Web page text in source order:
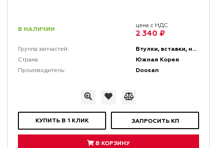
В НАЛИЧИИ
цена с НДС
2 340 ₽
Группа запчастей: Втулки, вставки, накладки и заглушки
Страна: Южная Корея
Производитель: Doosan
КУПИТЬ В 1 КЛИК ЗАПРОСИТЬ КП
В КОРЗИНУ